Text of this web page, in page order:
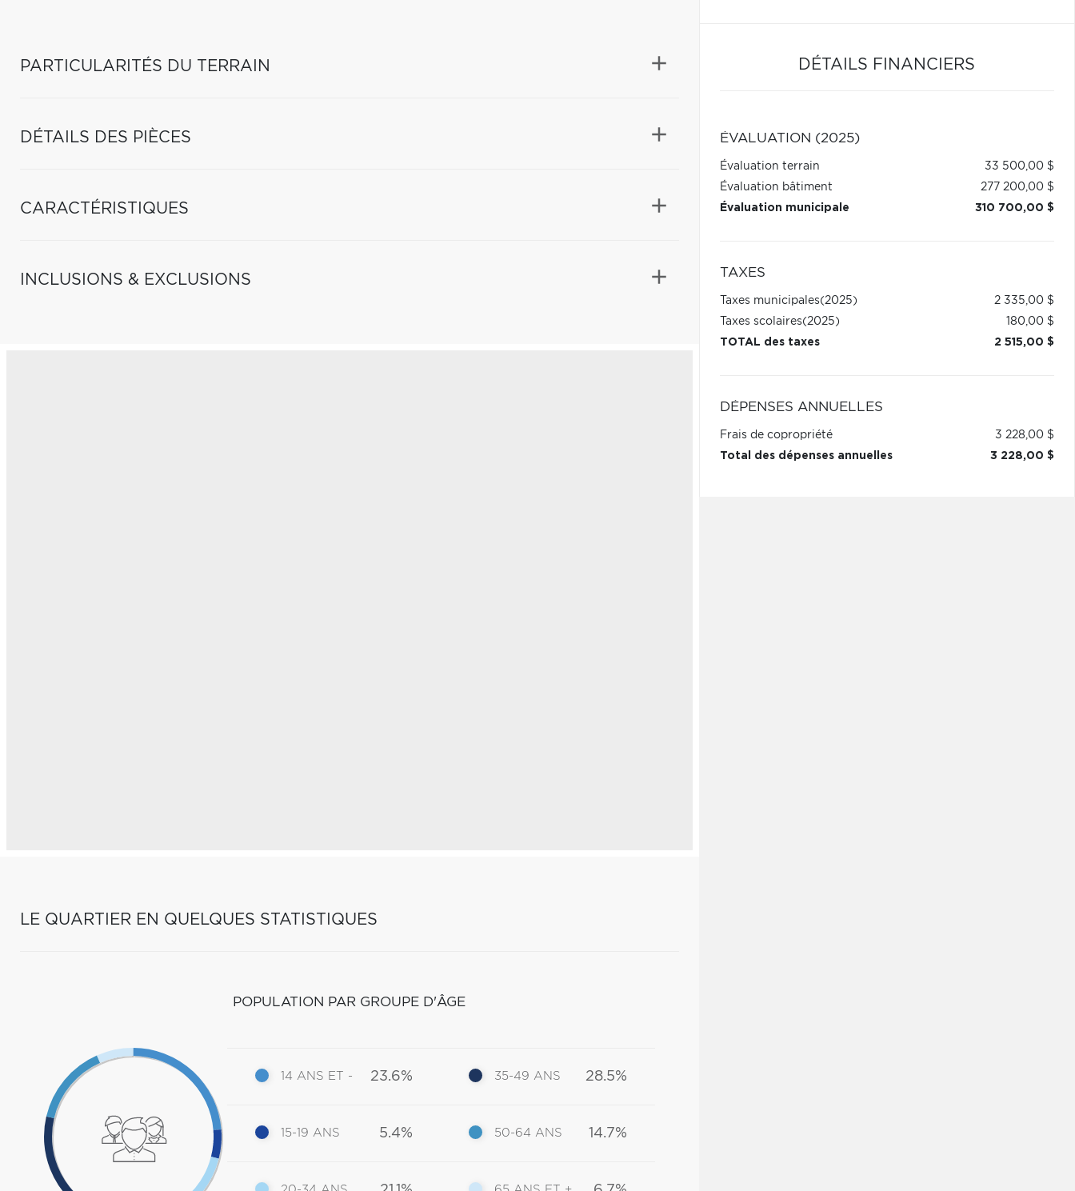
PARTICULARITÉS DU TERRAIN
DÉTAILS DES PIÈCES
CARACTÉRISTIQUES
INCLUSIONS & EXCLUSIONS
LE QUARTIER EN QUELQUES STATISTIQUES
POPULATION PAR GROUPE D'ÂGE
14 ANS ET - 23.6%
15-19 ANS 5.4%
35-49 ANS 28.5%
50-64 ANS 14.7%
DÉTAILS FINANCIERS
ÉVALUATION (2025)
Évaluation terrain
33 500,00 $
Évaluation bâtiment
277 200,00 $
Évaluation municipale
310 700,00 $
TAXES
Taxes municipales(2025)
2 335,00 $
Taxes scolaires(2025)
180,00 $
TOTAL des taxes
2 515,00 $
DÉPENSES ANNUELLES
Frais de copropriété
3 228,00 $
Total des dépenses annuelles
3 228,00 $